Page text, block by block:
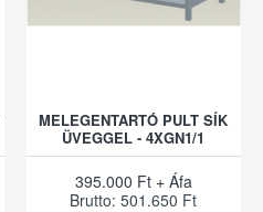
MELEGENTARTÓ PULT SÍK
ÜVEGGEL - 4XGN1/1
395.000 Ft + Áfa
Brutto: 501.650 Ft